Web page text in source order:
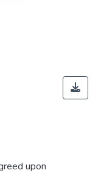
upon